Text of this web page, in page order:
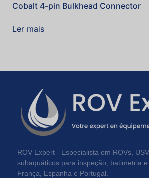
Cobalt 4-pin Bulkhead Connector
Ler mais
ROV Expert - Especialista em ROVs,
subaquáticos para inspeção, batimetria
França, Espanha e Portugal.